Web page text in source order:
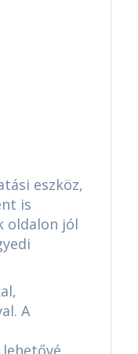
eszköz,
is
oldalon jól
A